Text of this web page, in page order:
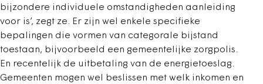
bijzondere individuele omstandigheden aanleiding
voor is’, zegt ze. Er zijn wel enkele specifieke
bepalingen die vormen van categorale bijstand
toestaan, bijvoorbeeld een gemeentelijke zorgpolis.
En recentelijk de uitbetaling van de energietoeslag.
Gemeenten mogen wel beslissen met welk inkomen en